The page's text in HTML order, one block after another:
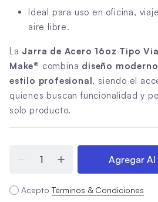
Ideal para uso en oficina,
aire libre.
La Jarra de Acero 16oz Tipo
Make® combina diseño
estilo profesional, siendo el
quienes buscan funcionalidad y
solo producto.
Agregar
Acepto Términos & Condiciones